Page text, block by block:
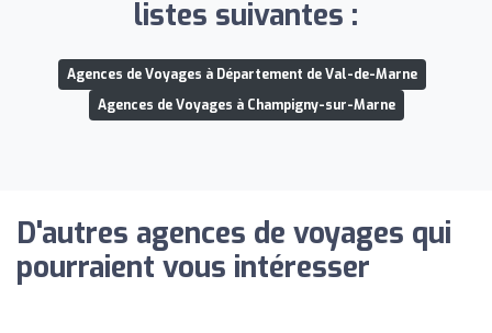
listes suivantes :
Agences de Voyages à Département de Val-de-Marne
Agences de Voyages à Champigny-sur-Marne
D'autres agences de voyages qui
pourraient vous intéresser